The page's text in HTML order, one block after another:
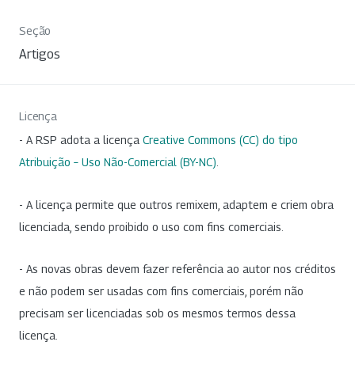
Seção
Artigos
Licença
- A RSP adota a licença Creative Commons (CC) do tipo
Atribuição – Uso Não-Comercial (BY-NC)
- A licença permite que outros remixem, adaptem e criem obra
licenciada, sendo proibido o uso com fins comerciais.
- As novas obras devem fazer referência ao autor nos créditos
e não podem ser usadas com fins comerciais, porém não
precisam ser licenciadas sob os mesmos termos dessa
licença.